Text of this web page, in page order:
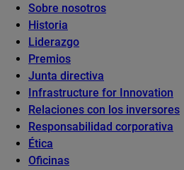
Sobre nosotros
Historia
Liderazgo
Premios
Junta directiva
Infrastructure for Innovation
Relaciones con los inversores
Responsabilidad corporativa
Ética
Oficinas